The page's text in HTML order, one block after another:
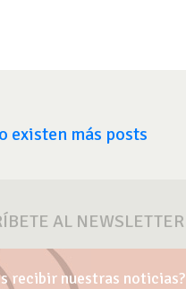
existen más posts
AL NEWSLETTER
recibir nuestras noticias?